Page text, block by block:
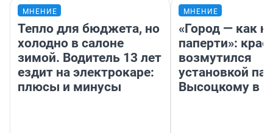
МНЕНИЕ
Тепло для бюджета, но
холодно в салоне
зимой. Водитель 13 лет
ездит на электрокаре:
плюсы и минусы
МНЕНИЕ
«Город — как
паперти»:
возмутился
установкой
Высоцкому в